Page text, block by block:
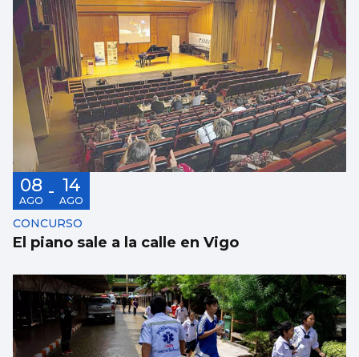
Taparse la boca, amarilla
08
AGO - 14
AGO
CONCURSO
El piano sale a la calle en Vigo